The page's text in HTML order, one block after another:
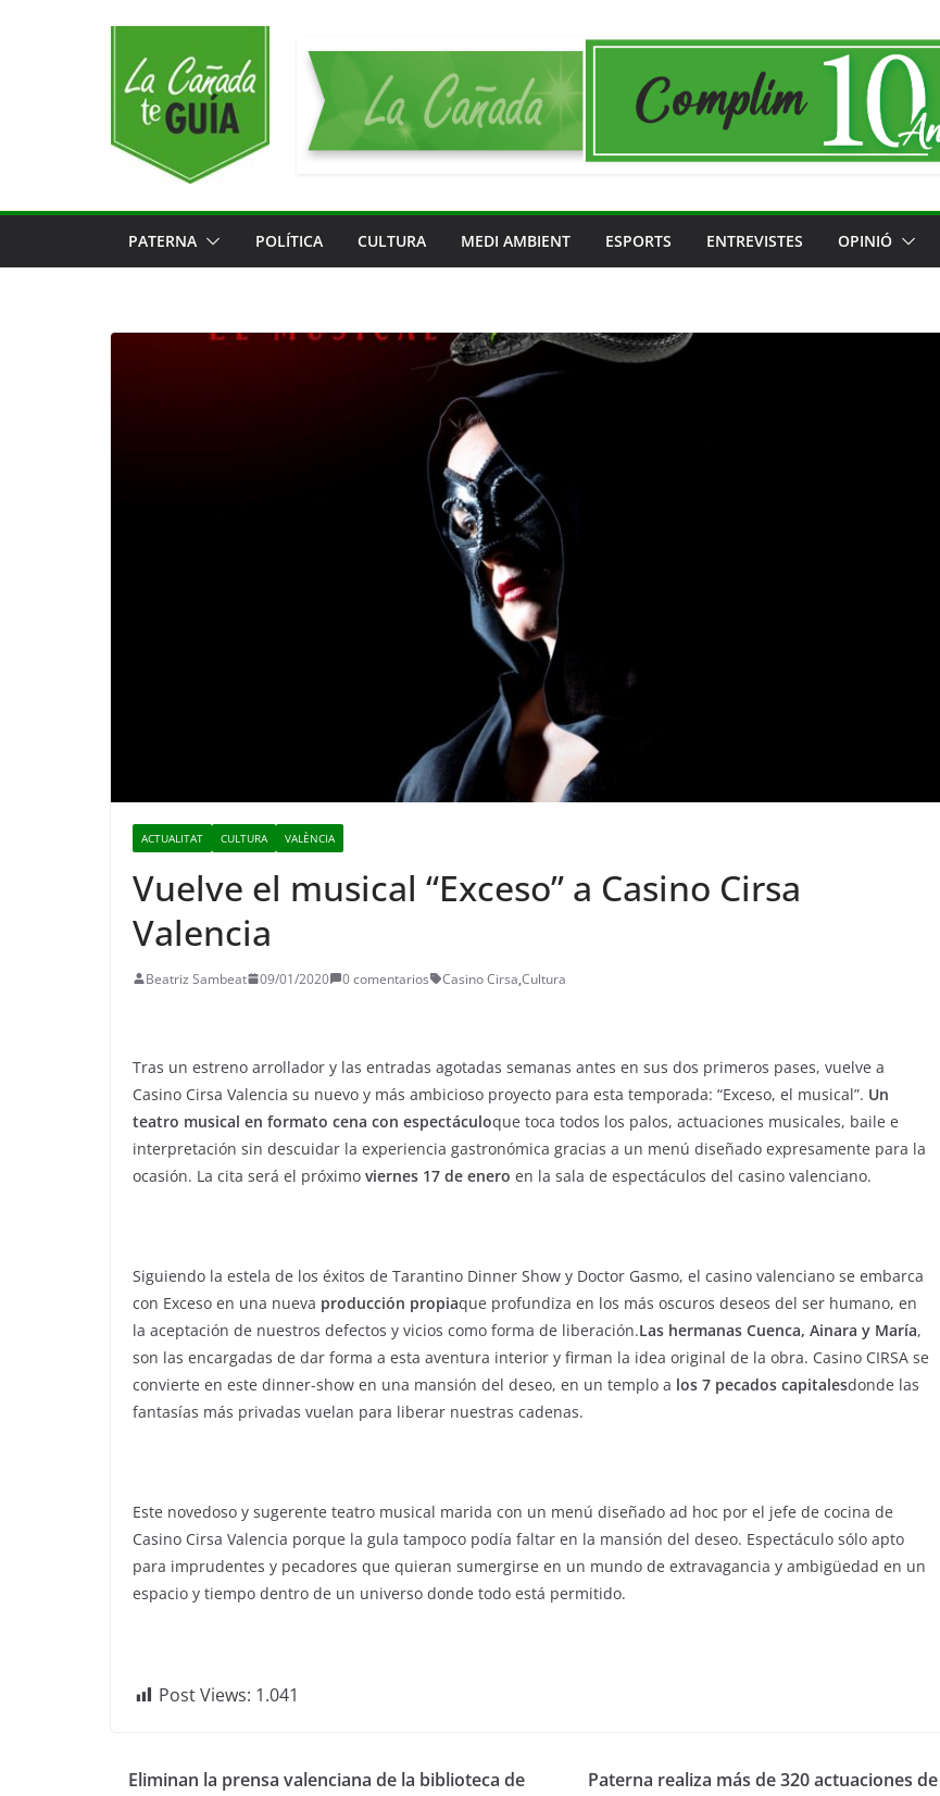
PATERNA POLÍTICA CULTURA MEDI AMBIENT ESPORTS ENTREVISTES OPINIÓ
ACTUALITAT CULTURA VALÈNCIA
Vuelve el musical “Exceso” a Casino Cirsa
Valencia
Beatriz Sambeat 09/01/2020 0 comentarios Casino Cirsa,Cultura
Tras un estreno arrollador y las entradas agotadas semanas antes en sus dos primeros pases, vuelve a
Casino Cirsa Valencia su nuevo y más ambicioso proyecto para esta temporada: “Exceso, el musical”. Un
teatro musical en formato cena con espectáculoque toca todos los palos, actuaciones musicales, baile e
interpretación sin descuidar la experiencia gastronómica gracias a un menú diseñado expresamente para la
ocasión. La cita será el próximo viernes 17 de enero en la sala de espectáculos del casino valenciano.
Siguiendo la estela de los éxitos de Tarantino Dinner Show y Doctor Gasmo, el casino valenciano se embarca
con Exceso en una nueva producción propiaque profundiza en los más oscuros deseos del ser humano, en
la aceptación de nuestros defectos y vicios como forma de liberación.Las hermanas Cuenca, Ainara y María,
son las encargadas de dar forma a esta aventura interior y firman la idea original de la obra. Casino CIRSA se
convierte en este dinner-show en una mansión del deseo, en un templo a los 7 pecados capitalesdonde las
fantasías más privadas vuelan para liberar nuestras cadenas.
Este novedoso y sugerente teatro musical marida con un menú diseñado ad hoc por el jefe de cocina de
Casino Cirsa Valencia porque la gula tampoco podía faltar en la mansión del deseo. Espectáculo sólo apto
para imprudentes y pecadores que quieran sumergirse en un mundo de extravagancia y ambigüedad en un
espacio y tiempo dentro de un universo donde todo está permitido.
Post Views: 1.041
Eliminan la prensa valenciana de la biblioteca de
Paterna realiza más de 320 actuaciones de